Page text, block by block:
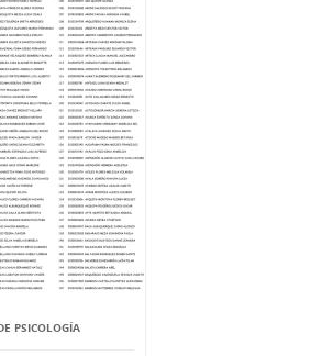
PSICOLOGÍA